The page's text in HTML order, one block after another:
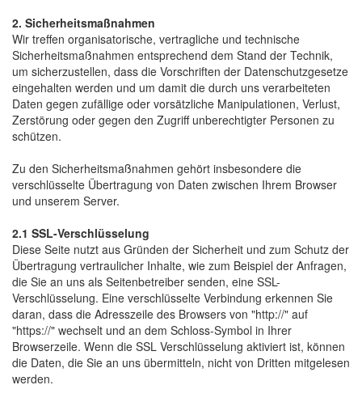
2. Sicherheitsmaßnahmen
Wir treffen organisatorische, vertragliche und technische
Sicherheitsmaßnahmen entsprechend dem Stand der Technik,
um sicherzustellen, dass die Vorschriften der Datenschutzgesetze
eingehalten werden und um damit die durch uns verarbeiteten
Daten gegen zufällige oder vorsätzliche Manipulationen, Verlust,
Zerstörung oder gegen den Zugriff unberechtigter Personen zu
schützen.
Zu den Sicherheitsmaßnahmen gehört insbesondere die
verschlüsselte Übertragung von Daten zwischen Ihrem Browser
und unserem Server.
2.1 SSL-Verschlüsselung
Diese Seite nutzt aus Gründen der Sicherheit und zum Schutz der
Übertragung vertraulicher Inhalte, wie zum Beispiel der Anfragen,
die Sie an uns als Seitenbetreiber senden, eine SSL-
Verschlüsselung. Eine verschlüsselte Verbindung erkennen Sie
daran, dass die Adresszeile des Browsers von "http://" auf
"https://" wechselt und an dem Schloss-Symbol in Ihrer
Browserzeile. Wenn die SSL Verschlüsselung aktiviert ist, können
die Daten, die Sie an uns übermitteln, nicht von Dritten mitgelesen
werden.